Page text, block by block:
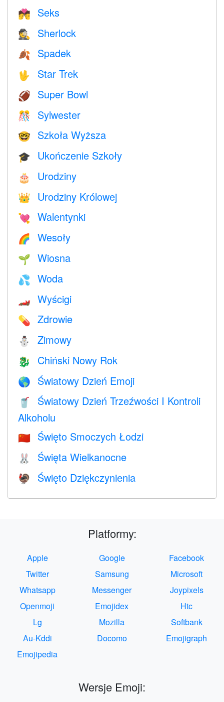
💏 Seks
🕵️ Sherlock
🍂 Spadek
🖖 Star Trek
🏈 Super Bowl
🎊 Sylwester
🤓 Szkoła Wyższa
🎓 Ukończenie Szkoły
🎂 Urodziny
👑 Urodziny Królowej
💘 Walentynki
🌈 Wesoły
🌱 Wiosna
💦 Woda
🏎 Wyścigi
💊 Zdrowie
⛄ Zimowy
🐉 Chiński Nowy Rok
🌎 Światowy Dzień Emoji
🥤
Światowy Dzień Trzeźwości I Kontroli
Alkoholu
🇨🇳 Święto Smoczych Łodzi
🐰 Święta Wielkanocne
🦃 Święto Dziękczynienia
Platformy:
Apple Google
Facebook
Twitter
Samsung
Microsoft
Whatsapp
Messenger
Joypixels
Openmoji
Emojidex
Htc
Lg
Mozilla
Softbank
Au-Kddi
Docomo
Emojigraph
Emojipedia
Wersje Emoji: